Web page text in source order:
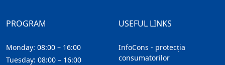
USEFUL LINKS
InfoCons - protecția
consumatorilor
PROGRAM
Monday: 08:00 – 16:00
Tuesday: 08:00 – 16:00